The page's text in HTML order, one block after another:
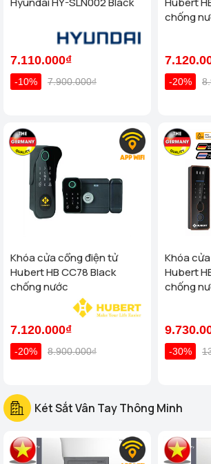
7.110.000₫
-10% 7.900.000₫
chống
-20%
Khóa cửa cổng điện tử
Hubert HB CC78 Black
chống nước
7.120.000₫
-20% 8.900.000₫
Khóa
Hubert
chống
tiêu
-30%
Két Sắt Vân Tay Thông Minh